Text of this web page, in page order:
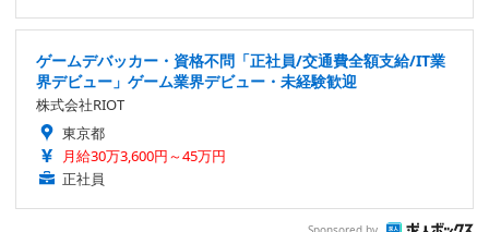
ゲームデバッカー・資格不問「正社員/交通費全額支給/IT業
界デビュー」ゲーム業界デビュー・未経験歓迎
株式会社RIOT
東京都
月給30万3,600円～45万円
正社員